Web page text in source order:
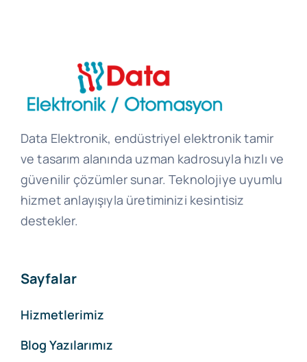
Data Elektronik, endüstriyel elektronik tamir
ve tasarım alanında uzman kadrosuyla hızlı ve
güvenilir çözümler sunar. Teknolojiye uyumlu
hizmet anlayışıyla üretiminizi kesintisiz
destekler.
Sayfalar
Hizmetlerimiz
Blog Yazılarımız